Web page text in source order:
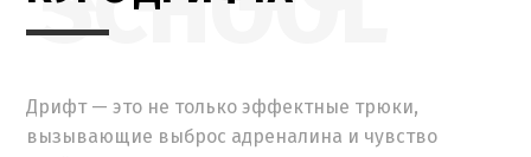
Дрифт — это не только эффектные трюки,
вызывающие выброс адреналина и чувство